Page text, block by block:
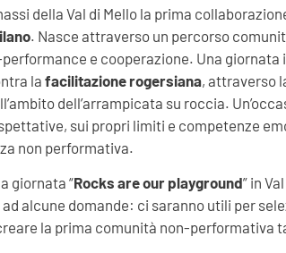
della Val di Mello la prima
. Nasce attraverso un percorso
e cooperazione. Una giornata
la facilitazione rogersiana, attraverso
dell’arrampicata su roccia.
sui propri limiti e competenze
non performativa.
giornata “Rocks are our playground” in
alcune domande: ci saranno utili per
la prima comunità non-performativa